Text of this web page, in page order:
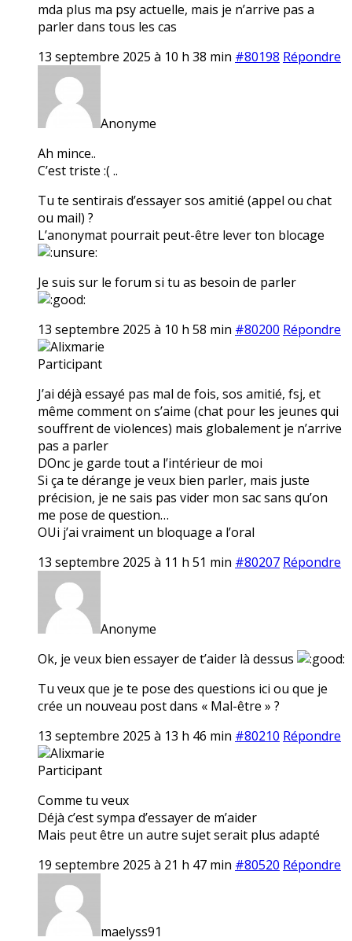
mda plus ma psy actuelle, mais je n’arrive pas a
parler dans tous les cas
13 septembre 2025 à 10 h 38 min #80198 Répondre
Anonyme
Ah mince..
C’est triste :( ..
Tu te sentirais d’essayer sos amitié (appel ou chat
ou mail) ?
L’anonymat pourrait peut-être lever ton blocage
Je suis sur le forum si tu as besoin de parler
13 septembre 2025 à 10 h 58 min #80200 Répondre
Alixmarie
Participant
J’ai déjà essayé pas mal de fois, sos amitié, fsj, et
même comment on s’aime (chat pour les jeunes qui
souffrent de violences) mais globalement je n’arrive
pas a parler
DOnc je garde tout a l’intérieur de moi
Si ça te dérange je veux bien parler, mais juste
précision, je ne sais pas vider mon sac sans qu’on
me pose de question…
OUi j’ai vraiment un bloquage a l’oral
13 septembre 2025 à 11 h 51 min #80207 Répondre
Anonyme
Ok, je veux bien essayer de t’aider là dessus
Tu veux que je te pose des questions ici ou que je
crée un nouveau post dans « Mal-être » ?
13 septembre 2025 à 13 h 46 min #80210 Répondre
Alixmarie
Participant
Comme tu veux
Déjà c’est sympa d’essayer de m’aider
Mais peut être un autre sujet serait plus adapté
19 septembre 2025 à 21 h 47 min #80520 Répondre
maelyss91